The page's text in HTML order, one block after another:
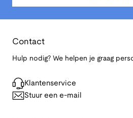
Contact
Hulp nodig? We helpen je graag
Klantenservice
Stuur een e-mail